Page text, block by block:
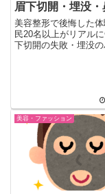
眉下切開・埋没・
失敗リスクをリア
美容整形で後悔した
民20名以上がリアル
下切開の失敗・埋没
美容・ファッション